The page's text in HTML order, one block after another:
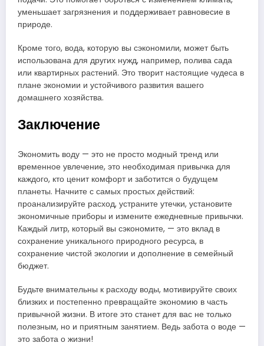
уменьшает загрязнения и поддерживает равновесие в
природе.
Кроме того, вода, которую вы сэкономили, может быть
использована для других нужд, например, полива сада
или квартирных растений. Это творит настоящие чудеса в
плане экономии и устойчивого развития вашего
домашнего хозяйства.
Заключение
Экономить воду — это не просто модный тренд или
временное увлечение, это необходимая привычка для
каждого, кто ценит комфорт и заботится о будущем
планеты. Начните с самых простых действий:
проанализируйте расход, устраните утечки, установите
экономичные приборы и измените ежедневные привычки.
Каждый литр, который вы сэкономите, — это вклад в
сохранение уникального природного ресурса, в
сохранение чистой экологии и дополнение в семейный
бюджет.
Будьте внимательны к расходу воды, мотивируйте своих
близких и постепенно превращайте экономию в часть
привычной жизни. В итоге это станет для вас не только
полезным, но и приятным занятием. Ведь забота о воде —
это забота о жизни!